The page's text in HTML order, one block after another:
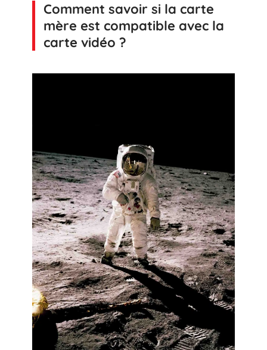
Comment savoir si la carte
mère est compatible avec la
carte vidéo ?